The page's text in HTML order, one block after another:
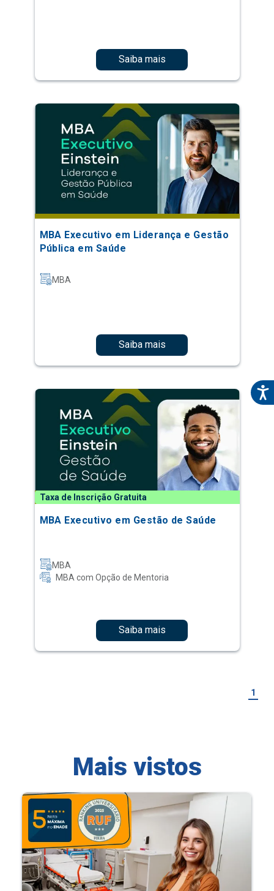
Saiba mais
MBA Executivo em Liderança e Gestão
Pública em Saúde
MBA
Saiba mais
Taxa de Inscrição Gratuita
MBA Executivo em Gestão de Saúde
MBA
MBA com Opção de Mentoria
Saiba mais
1
Mais vistos